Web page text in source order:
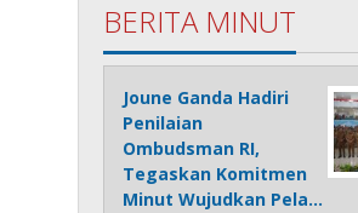
BERITA MINUT
Joune Ganda Hadiri
Penilaian
Ombudsman RI,
Tegaskan Komitmen
Minut Wujudkan Pela…